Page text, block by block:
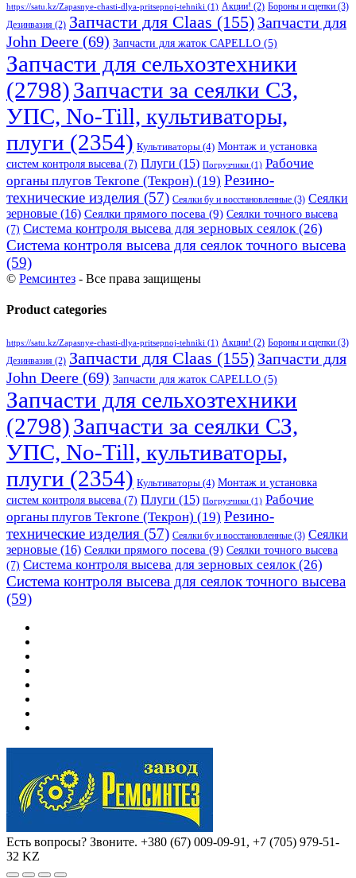
https://satu.kz/Zapasnye-chasti-dlya-pritsepnoj-tehniki (1) Акции! (2) Бороны и сцепки (3)
Дезинвазия (2) Запчасти для Claas (155) Запчасти для
John Deere (69) Запчасти для жаток CAPELLO (5)
Запчасти для сельхозтехники
(2798)Запчасти за сеялки СЗ,
УПС, No-Till, культиваторы,
плуги (2354) Культиваторы (4) Монтаж и установка
систем контроля высева (7) Плуги (15) Погрузчики (1) Рабочие
органы плугов Текrоne (Текрон) (19) Резино-
технические изделия (57) Сеялки бу и восстановленные (3) Сеялки
зерновые (16) Сеялки прямого посева (9) Сеялки точного высева
(7) Система контроля высева для зерновых сеялок(26)
Система контроля высева для сеялок точного высева
(59)
© Ремсинтез - Все права защищены
Product categories
https://satu.kz/Zapasnye-chasti-dlya-pritsepnoj-tehniki (1) Акции! (2) Бороны и сцепки (3)
Дезинвазия (2) Запчасти для Claas (155) Запчасти для
John Deere (69) Запчасти для жаток CAPELLO (5)
Запчасти для сельхозтехники
(2798)Запчасти за сеялки СЗ,
УПС, No-Till, культиваторы,
плуги (2354) Культиваторы (4) Монтаж и установка
систем контроля высева (7) Плуги (15) Погрузчики (1) Рабочие
органы плугов Текrоne (Текрон) (19) Резино-
технические изделия (57) Сеялки бу и восстановленные (3) Сеялки
зерновые (16) Сеялки прямого посева (9) Сеялки точного высева
(7) Система контроля высева для зерновых сеялок (26)
Система контроля высева для сеялок точного высева
(59)
Есть вопросы? Звоните. +380 (67) 009-09-91, +7 (705) 979-51-
32 KZ